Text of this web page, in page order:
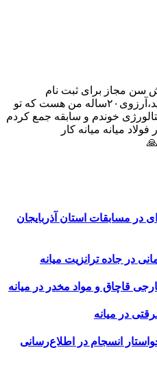
سن مجاز برای ثبت نام
هستم،تورو خدا تغییرش بدید،آرزوی۲۰ساله من هست که تو
خوندم و سابقه جمع کردم
میانه میانه کار
در مسابقات استان آذربایجان
انسجام در اطلاع‌رسانی